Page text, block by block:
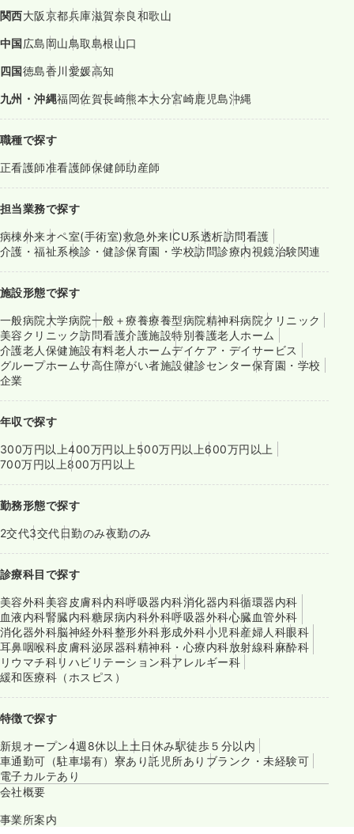
関西大阪京都兵庫滋賀奈良和歌山
中国広島岡山鳥取島根山口
四国徳島香川愛媛高知
九州・沖縄福岡佐賀長崎熊本大分宮崎鹿児島沖縄
職種で探す
正看護師准看護師保健師助産師
担当業務で探す
病棟外来オペ室(手術室)救急外来ICU系透析訪問看護
介護・福祉系検診・健診保育園・学校訪問診療内視鏡治験関連
施設形態で探す
一般病院大学病院一般＋療養療養型病院精神科病院クリニック
美容クリニック訪問看護介護施設特別養護老人ホーム
介護老人保健施設有料老人ホームデイケア・デイサービス
グループホームサ高住障がい者施設健診センター保育園・学校
企業
年収で探す
300万円以上400万円以上 500万円以上600万円以上
700万円以上800万円以上
勤務形態で探す
2交代3交代日勤のみ夜勤のみ
診療科目で探す
美容外科美容皮膚科内科呼吸器内科消化器内科循環器内科
血液内科腎臓内科糖尿病内科外科呼吸器外科心臓血管外科
消化器外科脳神経外科整形外科形成外科小児科産婦人科眼科
耳鼻咽喉科皮膚科泌尿器科精神科・心療内科放射線科麻酔科
リウマチ科リハビリテーション科アレルギー科
緩和医療科（ホスピス）
特徴で探す
新規オープン4週8休以上 土日休み駅徒歩５分以内
車通勤可（駐車場有） 寮あり託児所あり ブランク・未経験可
電子カルテあり
会社概要
事業所案内